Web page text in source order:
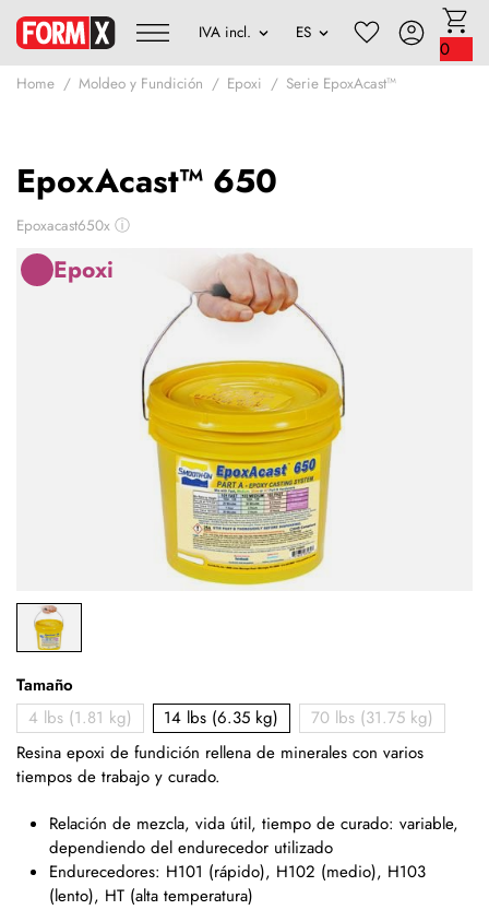
0
Home Moldeo y Fundición Epoxi Serie EpoxAcast™
EpoxAcast™ 650
Epoxacast650x ⓘ
Epoxi
Tamaño
4 lbs (1.81 kg)
14 lbs (6.35 kg)
70 lbs (31.75 kg)
Resina epoxi de fundición rellena de minerales con varios
tiempos de trabajo y curado.
Relación de mezcla, vida útil, tiempo de curado: variable,
dependiendo del endurecedor utilizado
Endurecedores: H101 (rápido), H102 (medio), H103
(lento), HT (alta temperatura)